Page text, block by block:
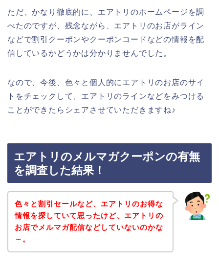
ただ、かなり徹底的に、エアトリのホームページを調
べたのですが、残念ながら、エアトリのお店がライン
などで割引クーポンやクーポンコードなどの情報を配
信しているかどうかは分かりませんでした。
なので、今後、色々と個人的にエアトリのお店のサイ
トをチェックして、エアトリのラインなどをみつける
ことができたらシェアさせていただきますね♪
エアトリのメルマガクーポンの有無
を調査した結果！
色々と割引セールなど、エアトリのお得な
情報を探していて思ったけど、エアトリの
お店でメルマガ配信などしていないのかな
～。